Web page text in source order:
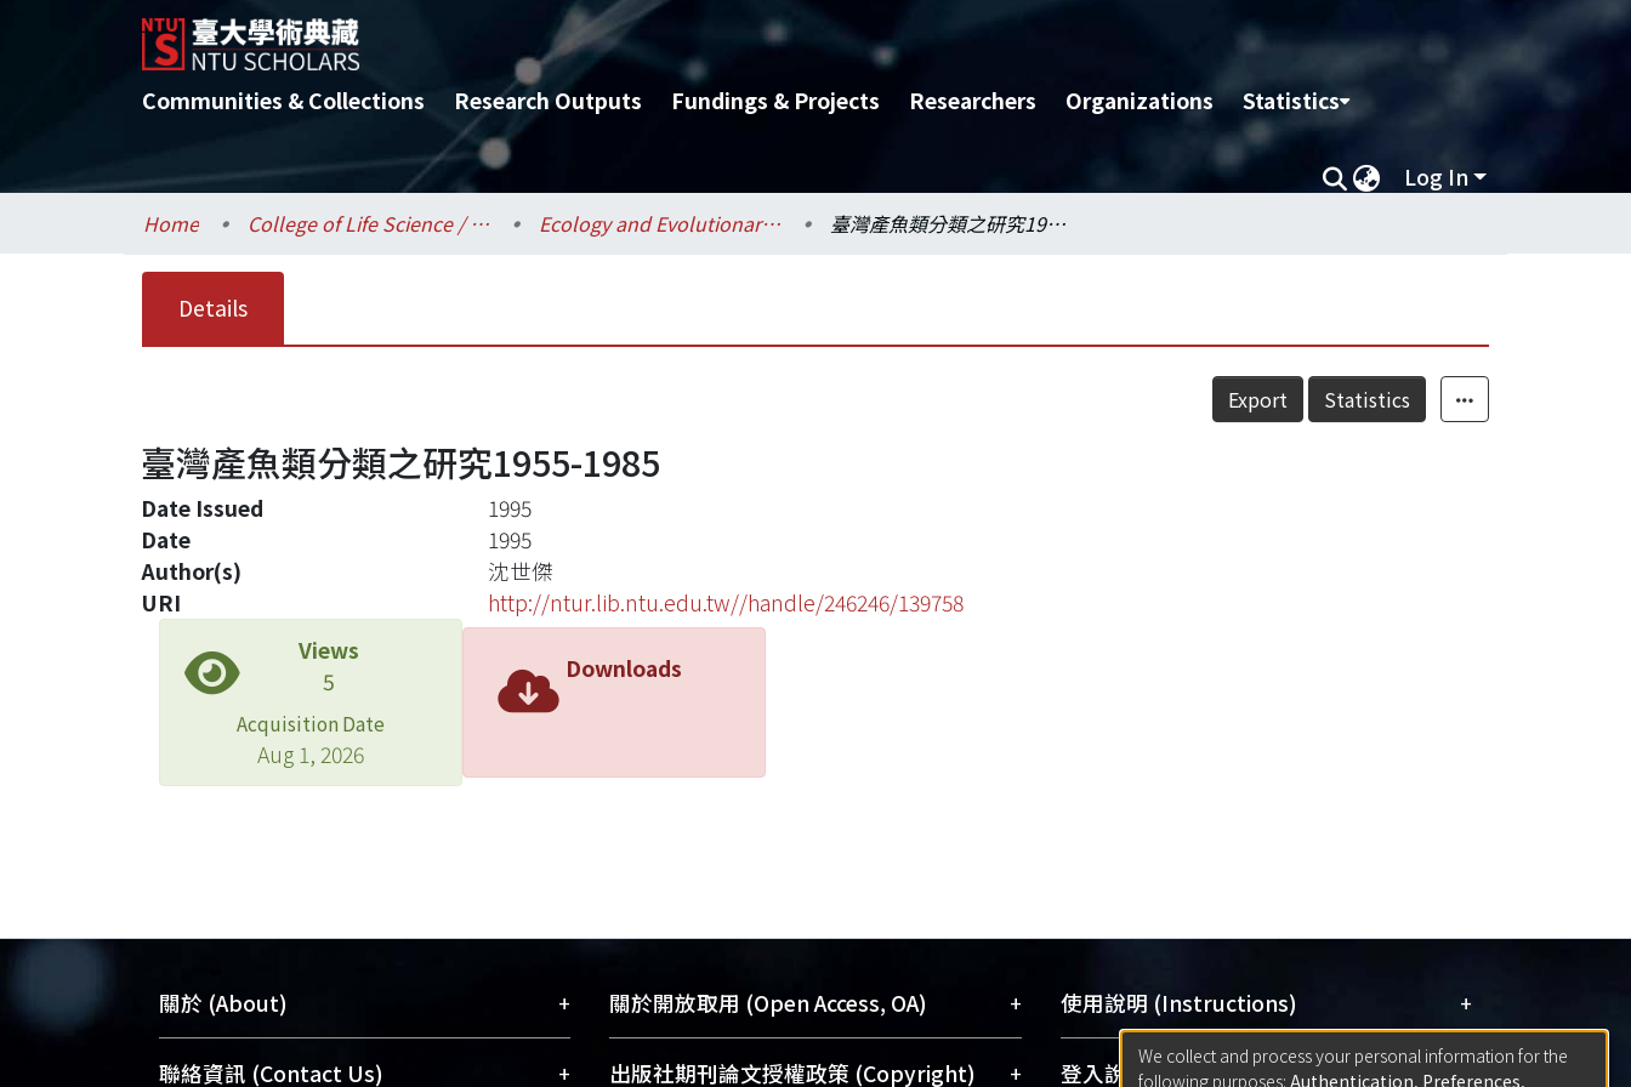
Communities & Collections Research Outputs Fundings & Projects Researchers Organizations Statistics
Log In
Home College of Life Science / 生命科學院 Ecology and Evolutionary Biology / 生態學與演化生物學研究所 臺灣產魚類分類之研究1955-1985
Details
Export Statistics
臺灣產魚類分類之研究1955-1985
Date Issued
1995
Date
1995
Author(s)
沈世傑
URI
http://ntur.lib.ntu.edu.tw//handle/246246/139758
Views
5
Acquisition Date
Aug 1, 2026
Downloads
關於 (About) +
臺大位居世界頂尖大學之列，為永久珍藏
聯絡資訊 (Contact Us) +
關於開放取用 (Open Access, OA) +
開放取用是從使用者角度提升資訊取用性
出版社期刊論文授權政策 (Copyright) +
使用說明 (Instructions) +
網站簡介(Quickstart Guide)
登入說明 (Sign-in) +
We collect and process your personal information for the
following purposes: Authentication, Preferences,